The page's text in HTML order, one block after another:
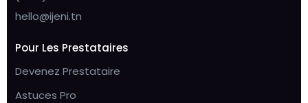
hello@ijeni.tn
Pour Les Prestataires
Devenez Prestataire
Astuces Pro